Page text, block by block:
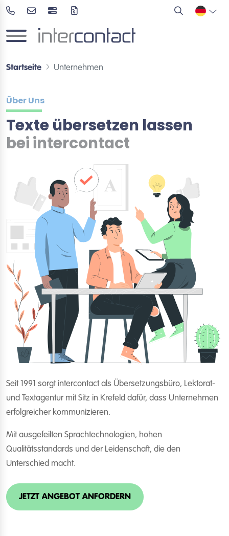
Startseite Unternehmen
Über Uns
Texte übersetzen lassen
bei intercontact
Seit 1991 sorgt intercontact als Übersetzungsbüro, Lektorat-
und Textagentur mit Sitz in Krefeld dafür, dass Unternehmen
erfolgreicher kommunizieren.
Mit ausgefeilten Sprachtechnologien, hohen
Qualitätsstandards und der Leidenschaft, die den
Unterschied macht.
JETZT ANGEBOT ANFORDERN